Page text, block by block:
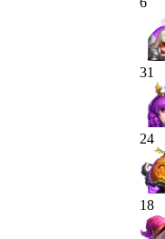
31
24
18